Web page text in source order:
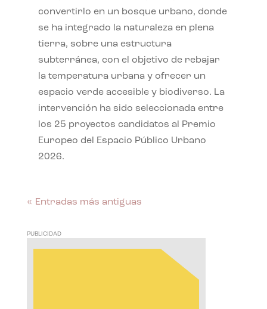
convertirlo en un bosque urbano, donde
se ha integrado la naturaleza en plena
tierra, sobre una estructura
subterránea, con el objetivo de rebajar
la temperatura urbana y ofrecer un
espacio verde accesible y biodiverso. La
intervención ha sido seleccionada entre
los 25 proyectos candidatos al Premio
Europeo del Espacio Público Urbano
2026.
« Entradas más antiguas
PUBLICIDAD